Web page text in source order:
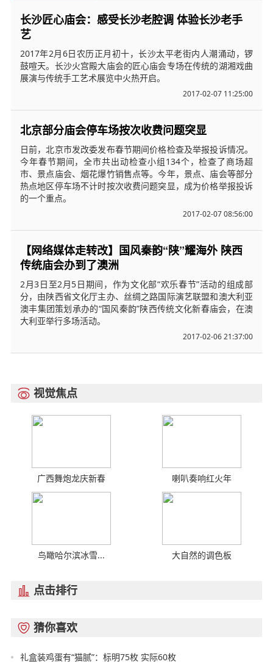
长沙匠心庙会：感受长沙老腔调 体验长沙老手
艺
2017年2月6日农历正月初十，长沙太平老街内人潮涌动，锣
鼓喧天。长沙火宫殿大庙会的匠心庙会专场在传统的湖湘戏曲
展演与传统手工艺术展览中火热开启。
2017-02-07 11:25:00
北京部分庙会停车场按次收费问题突显
日前，北京市发改委发布春节期间价格检查及举报投诉情况。
今年春节期间，全市共出动检查小组134个，检查了商场超
市、景点庙会、烟花爆竹销售点等。今年，景点、庙会等部分
热点地区停车场不计时按次收费问题突显，成为价格举报投诉
的一个重点。
2017-02-07 08:56:00
【网络媒体走转改】国风秦韵“陕”耀海外 陕西
传统庙会办到了澳洲
2月3日至2月5日期间，作为文化部“欢乐春节”活动的组成部
分，由陕西省文化厅主办、丝绸之路国际演艺联盟和澳大利亚
澳丰集团策划承办的“国风秦韵”陕西传统文化新春庙会，在澳
大利亚举行多场活动。
2017-02-06 21:37:00
 视觉焦点
广西舞炮龙庆新春 喇叭奏响红火年
鸟瞰哈尔滨冰雪... 大自然的调色板
 点击排行
 猜你喜欢
礼盒装鸡蛋有“猫腻”：标明75枚 实际60枚